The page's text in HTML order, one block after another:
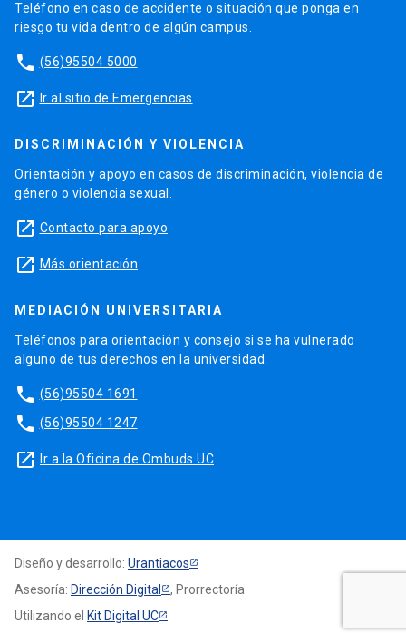
Teléfono en caso de accidente o situación que ponga en
riesgo tu vida dentro de algún campus.
phone (56)95504 5000
launch Ir al sitio de Emergencias
DISCRIMINACIÓN Y VIOLENCIA
Orientación y apoyo en casos de discriminación, violencia de
género o violencia sexual.
launch Contacto para apoyo
launch Más orientación
MEDIACIÓN UNIVERSITARIA
Teléfonos para orientación y consejo si se ha vulnerado
alguno de tus derechos en la universidad.
phone (56)95504 1691
phone (56)95504 1247
launch Ir a la Oficina de Ombuds UC
Diseño y desarrollo: Urantiacos
Asesoría: Dirección Digital
, Prorrectoría
Utilizando el Kit Digital UC